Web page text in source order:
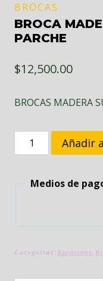
BROCAS
BROCA
PARCHE
$12,500.00
BROCAS MADERA
BROCA
MADERA
35MM
Añadir
Medios de
Categorías: Abrasivos,